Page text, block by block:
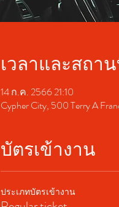
เวลาและสถา
14 ก.ค. 2566 21:10
Cypher City, 500 Terry A
บัตรเข้างาน
ประเภทบัตรเข้างาน